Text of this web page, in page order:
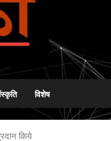
विशेष
किये